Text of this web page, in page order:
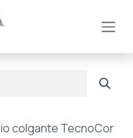
colgante TecnoCor